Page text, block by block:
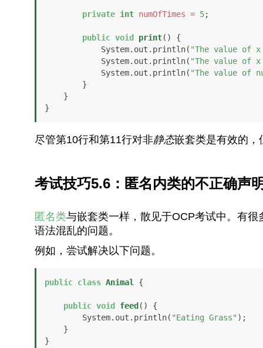
private int numOfTimes = 5;
public void print()
{
            System.out.println(
"The value of
            System.out.println(
"The value of
            System.out.println(
"The value of
}
尽管第10行和第11行对非静态嵌套类是有效的，
考试技巧5.6：匿名内类的不正确声
匿名类与嵌套类一样，散见于OCP考试中。有
语法混乱的问题。
例如，尝试解决以下问题。
public class Animal {
public void feed ()
{
        System.out.println(
"Eating Grass" );
}